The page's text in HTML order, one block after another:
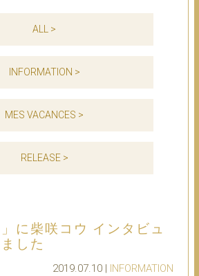
ALL >
INFORMATION >
MES VACANCES >
RELEASE >
」に柴咲コウ インタビュ
した
2019.07.10 | INFORMATION